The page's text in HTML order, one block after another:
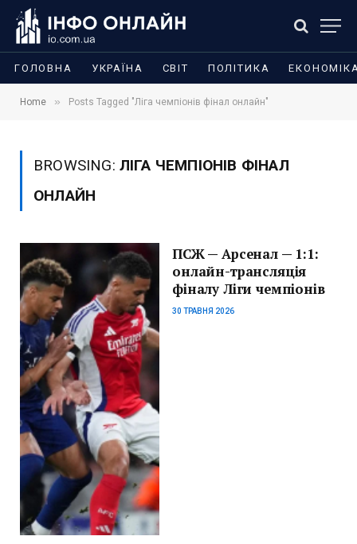
ГОЛОВНА УКРАЇНА СВІТ ПОЛІТИКА
Home » Posts Tagged "Ліга чемпіонів фінал онлайн"
BROWSING: ЛІГА ЧЕМПІОНІВ ФІНАЛ
ОНЛАЙН
ПСЖ — Арсенал — 1:1:
онлайн-трансляція
фіналу Ліги чемпіонів
30 ТРАВНЯ 2026